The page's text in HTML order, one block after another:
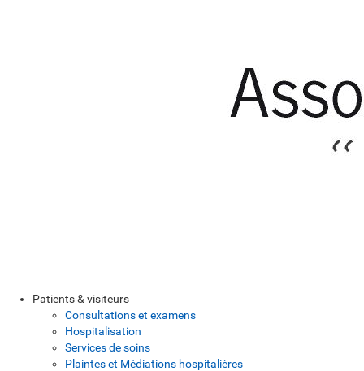
Patients & visiteurs
Consultations et examens
Hospitalisation
Services de soins
Plaintes et Médiations hospitalières